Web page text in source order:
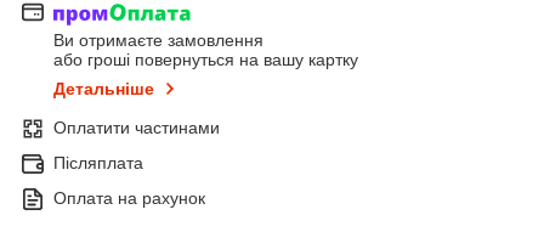
Ви отримаєте замовлення
або гроші повернуться на вашу картку
Детальніше
Оплатити частинами
Післяплата
Оплата на рахунок